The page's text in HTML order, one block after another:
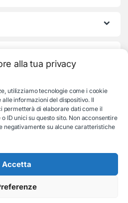
alla tua privacy
utilizziamo tecnologie come i cookie
informazioni del dispositivo. Il
permetterà di elaborare dati come il
ID unici su questo sito. Non acconsentire
negativamente su alcune caratteristiche
Accetta
19831192